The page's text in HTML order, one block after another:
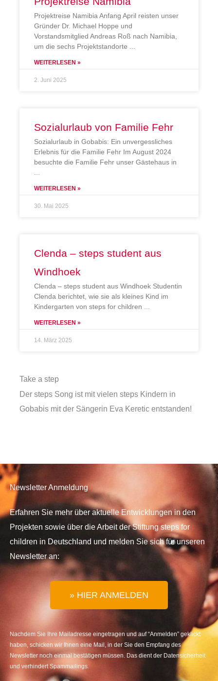
Projektreise Namibia Anfang April reisten unser
Gründer Dr. Michael Hoppe und
Vorstandsmitglied Andreas Roß nach Namibia,
um die sechs Projektstandorte
WEITERLESEN »
2. Juni 2025
Sozialurlaub von Familie Fehr
Sozialurlaub in Gobabis: Ein unvergessliches
Erlebnis für die Familie Fehr Im August 2024
besuchte die Familie Fehr unser Gästehaus in
WEITERLESEN »
30. Mai 2025
Clenda – steps student aus
Windhoek
Clenda – steps student aus Windhoek Studentin
Clenda berichtet, wie sie als kleines Kind im
Kindergarten von steps for children
WEITERLESEN »
14. März 2025
Take a step
Der steps Song ist mit vielen steps Kindern in
Gobabis mit der Sängerin Eva Keretic entstanden!
Newsletter Anmeldung
Erfahren Sie mehr über aktuelle Entwicklungen in den
Projekten sowie über die Arbeit der Stiftung steps for
children in Deutschland und melden Sie sich für unseren
Newsletter an:
» HIER ANMELDEN
Nachdem Sie Ihre Mailadresse eingetragen und auf “Anmelden” geklickt
haben, schicken wir Ihnen eine Mail, in der Sie den Empfang des
Newsletter noch einmal bestätigen müssen. Das dient der Datensicherheit
und verhindert Spammailings.